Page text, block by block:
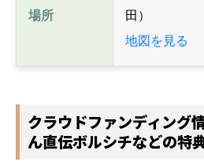
場所
田）
地図を見る
クラウドファンディング
ん直伝ボルシチなどの特